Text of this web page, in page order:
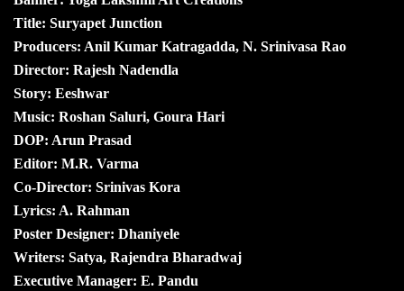
Title: Suryapet Junction
Producers: Anil Kumar Katragadda, N. Srinivasa Rao
Director: Rajesh Nadendla
Story: Eeshwar
Music: Roshan Saluri, Goura Hari
DOP: Arun Prasad
Editor: M.R. Varma
Co-Director: Srinivas Kora
Lyrics: A. Rahman
Poster Designer: Dhaniyele
Writers: Satya, Rajendra Bharadwaj
Executive Manager: E. Pandu